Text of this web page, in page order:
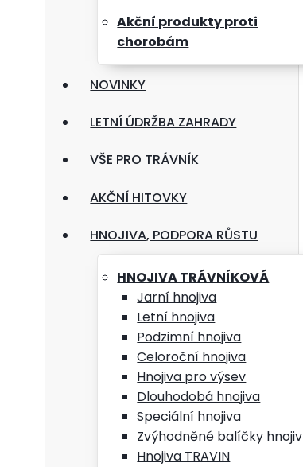
Akční produkty proti
chorobám
NOVINKY
LETNÍ ÚDRŽBA ZAHRADY
VŠE PRO TRÁVNÍK
AKČNÍ HITOVKY
HNOJIVA, PODPORA RŮSTU
HNOJIVA TRÁVNÍKOVÁ
Jarní hnojiva
Letní hnojiva
Podzimní hnojiva
Celoroční hnojiva
Hnojiva pro výsev
Dlouhodobá hnojiva
Speciální hnojiva
Zvýhodněné balíčky hnojiv
Hnojiva TRAVIN